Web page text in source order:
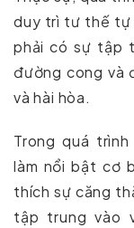
duy trì tư thế tự
phải có sự tập
đường cong và
và hài hòa.
Trong quá
làm nổi bật cơ
thích sự căng
tập trung vào